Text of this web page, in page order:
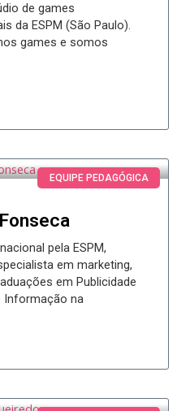
de games
da ESPM (São Paulo).
games e somos
EQUIPE PEDAGÓGICA
pela ESPM,
em marketing,
em Publicidade
Informação na